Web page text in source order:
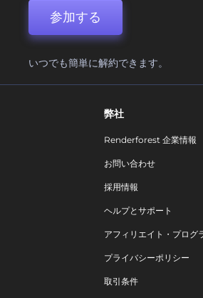
参加する
いつでも簡単に解約できます。
弊社
Renderforest 企業情報
お問い合わせ
採用情報
ヘルプとサポート
アフィリエイト・プログ
プライバシーポリシー
取引条件